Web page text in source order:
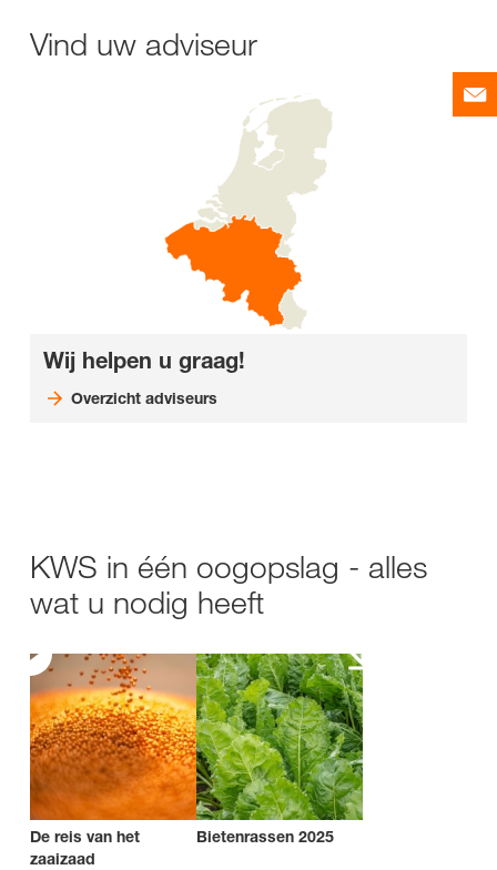
Vind uw adviseur
Wij helpen u graag!
Overzicht adviseurs
KWS in één oogopslag - alles
wat u nodig heeft
De reis van het
zaaizaad
Bietenrassen 2025